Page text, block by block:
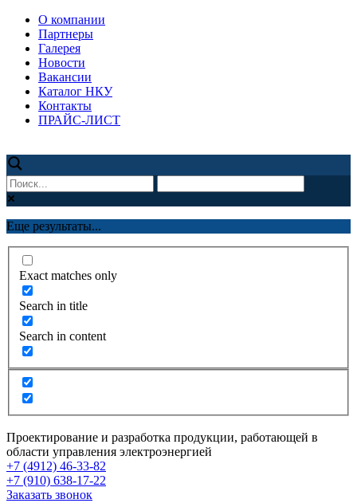
О компании
Партнеры
Галерея
Новости
Вакансии
Каталог НКУ
Контакты
ПРАЙС-ЛИСТ
Еще результаты...
Exact matches only
Search in title
Search in content
Проектирование и разработка продукции, работающей в
области управления электроэнергией
+7 (4912) 46-33-82
+7 (910) 638-17-22
Заказать звонок